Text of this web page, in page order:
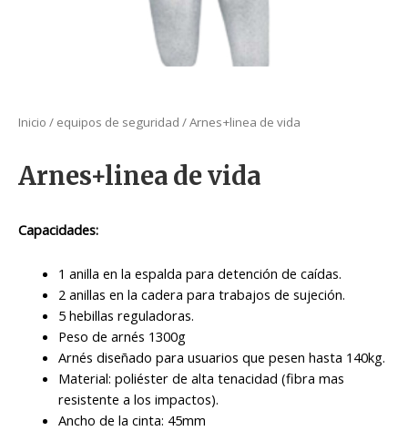
Inicio / equipos de seguridad / Arnes+linea de vida
Arnes+linea de vida
Capacidades:
1 anilla en la espalda para detención de caídas.
2 anillas en la cadera para trabajos de sujeción.
5 hebillas reguladoras.
Peso de arnés 1300g
Arnés diseñado para usuarios que pesen hasta 140kg.
Material: poliéster de alta tenacidad (fibra mas
resistente a los impactos).
Ancho de la cinta: 45mm